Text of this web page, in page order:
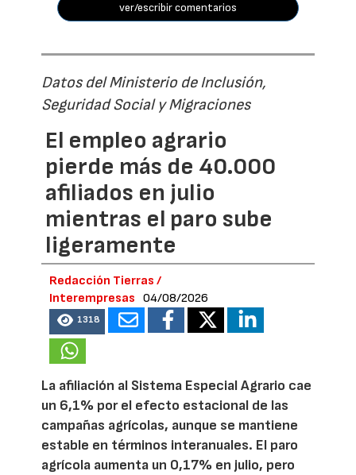
ver/escribir comentarios
Datos del Ministerio de Inclusión,
Seguridad Social y Migraciones
El empleo agrario
pierde más de 40.000
afiliados en julio
mientras el paro sube
ligeramente
Redacción Tierras /
Interempresas
04/08/2026
1318
La afiliación al Sistema Especial Agrario cae
un 6,1% por el efecto estacional de las
campañas agrícolas, aunque se mantiene
estable en términos interanuales. El paro
agrícola aumenta un 0,17% en julio, pero